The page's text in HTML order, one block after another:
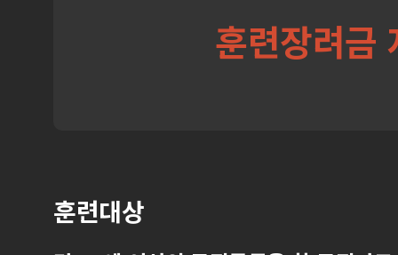
훈련장려금
훈련대상